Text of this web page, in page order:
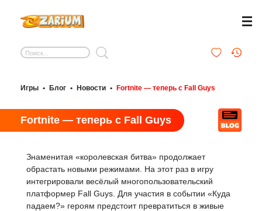
Игры • Блог • Новости • Fortnite — теперь с Fall Guys
Fortnite — теперь с Fall Guys
Знаменитая «королевская битва» продолжает
обрастать новыми режимами. На этот раз в игру
интегрировали весёлый многопользовательский
платформер Fall Guys. Для участия в событии «Куда
падаем?» героям предстоит превратиться в живые